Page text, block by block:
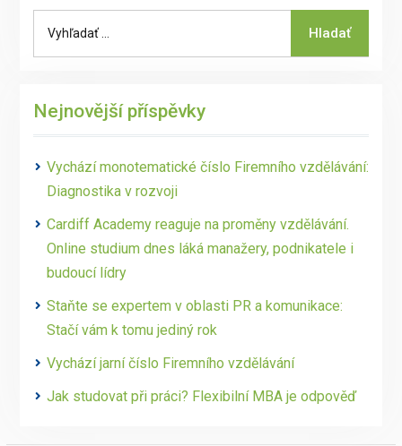
Hladať
Nejnovější příspěvky
Vychází monotematické číslo Firemního vzdělávání:
Diagnostika v rozvoji
Cardiff Academy reaguje na proměny vzdělávání.
Online studium dnes láká manažery, podnikatele i
budoucí lídry
Staňte se expertem v oblasti PR a komunikace:
Stačí vám k tomu jediný rok
Vychází jarní číslo Firemního vzdělávání
Jak studovat při práci? Flexibilní MBA je odpověď